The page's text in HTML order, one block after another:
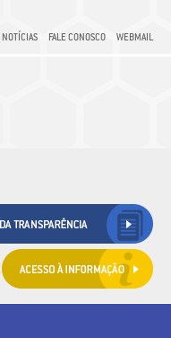
NOTÍCIAS
FALE CONOSCO WEBMAIL